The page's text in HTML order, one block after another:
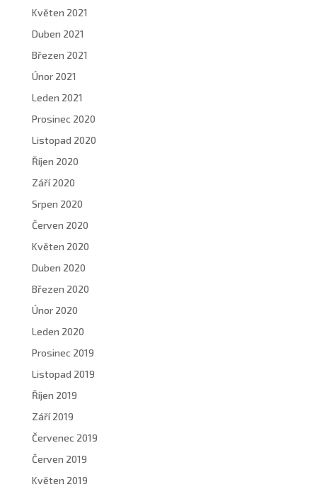
Květen 2021
Duben 2021
Březen 2021
Únor 2021
Leden 2021
Prosinec 2020
Listopad 2020
Říjen 2020
Září 2020
Srpen 2020
Červen 2020
Květen 2020
Duben 2020
Březen 2020
Únor 2020
Leden 2020
Prosinec 2019
Listopad 2019
Říjen 2019
Září 2019
Červenec 2019
Červen 2019
Květen 2019